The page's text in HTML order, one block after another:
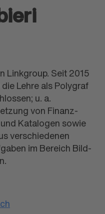
Linkgroup. Seit 2015
Lehre als Polygraf
u. a.
von Finanz­
Katalogen sowie
verschiedenen
im Bereich Bild­